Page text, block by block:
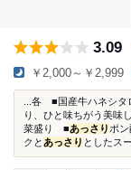
3.09
￥2,000～￥2,999
...各 ■国産牛ハネシタ
り、ひと味ちがう美
菜盛り ■あっさり ポ
クと あっさり としたス